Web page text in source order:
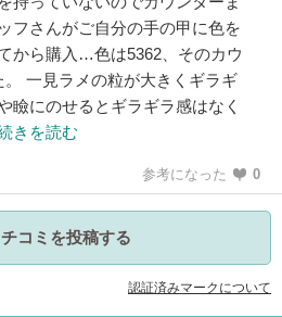
フさんがご自分の手の甲に色を
から購入…色は5362、そのカウ
。 一見ラメの粒が大きくギラギ
瞼にのせるとギラギラ感はなく
きを読む
参考になった 0
コミを投稿する
認証済みマークについて